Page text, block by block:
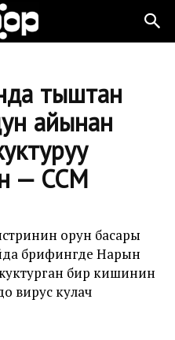
тыштан
айынан
— ССМ
орун басары
брифингде Нарын
бир кишинин
вирус кулач